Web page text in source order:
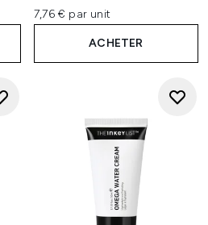
7,76 € par unit
ACHETER